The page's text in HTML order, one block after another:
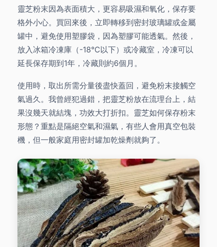
靈芝粉末因為表面積大，更容易吸濕和氧化，保存要
格外小心。買回來後，立即轉移到密封玻璃罐或金屬
罐中，避免使用塑膠袋，因為塑膠可能透氣。然後，
放入冰箱冷凍庫（-18°C以下）或冷藏室，冷凍可以
延長保存期到1年，冷藏則約6個月。
使用時，取出所需分量後盡快蓋回，避免粉末接觸空
氣過久。我曾經犯過錯，把靈芝粉放在流理台上，結
果沒幾天就結塊，功效大打折扣。靈芝如何保存粉末
形態？重點是隔絕空氣和濕氣，有些人會用真空包裝
機，但一般家庭用密封罐加乾燥劑就夠了。